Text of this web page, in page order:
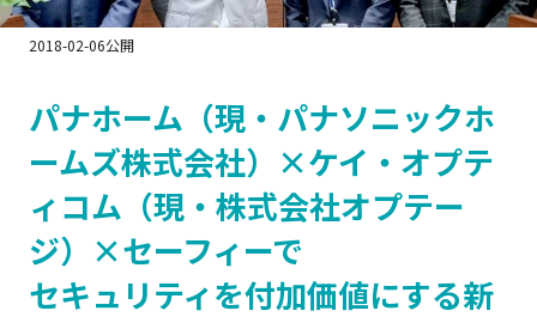
関連資料
サポート
ログイン
お問い合わせ Safie資料3点セット
2018-02-06公開
パナホーム（現・パナソニックホ
ームズ株式会社）×ケイ・オプテ
ィコム（現・株式会社オプテー
ジ）×セーフィーで
セキュリティを付加価値にする新